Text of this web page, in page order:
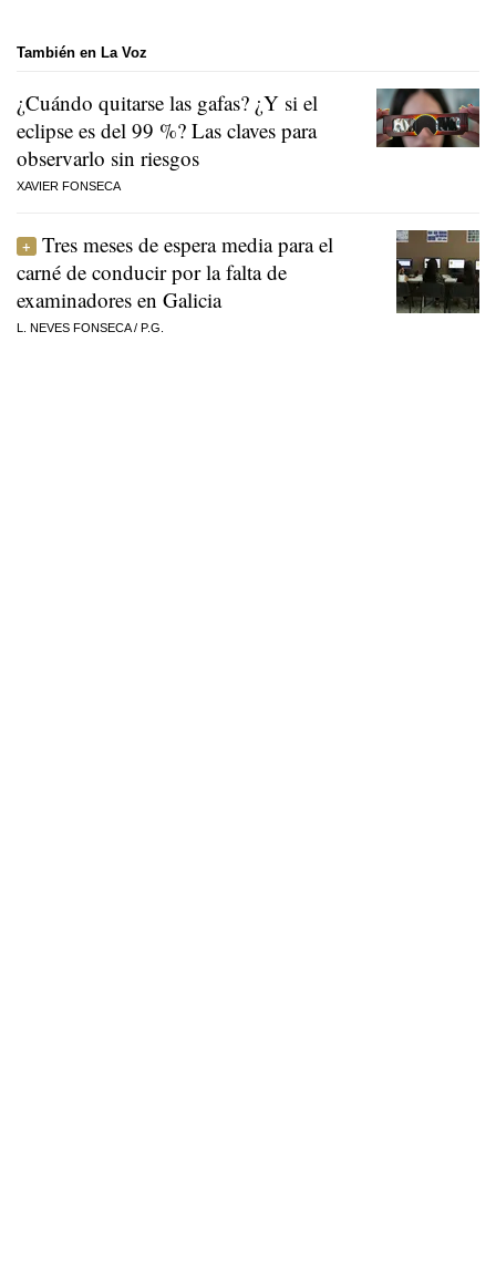
También en La Voz
¿Cuándo quitarse las gafas? ¿Y si el
eclipse es del 99 %? Las claves para
observarlo sin riesgos
XAVIER FONSECA
Tres meses de espera media para el
carné de conducir por la falta de
examinadores en Galicia
L. NEVES FONSECA/ P.G.